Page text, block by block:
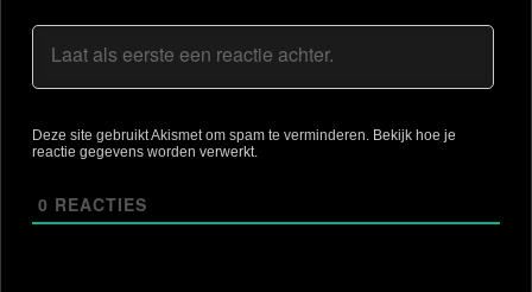
Deze site gebruikt Akismet om spam te verminderen. Bekijk hoe je
reactie gegevens worden verwerkt.
0 REACTIES